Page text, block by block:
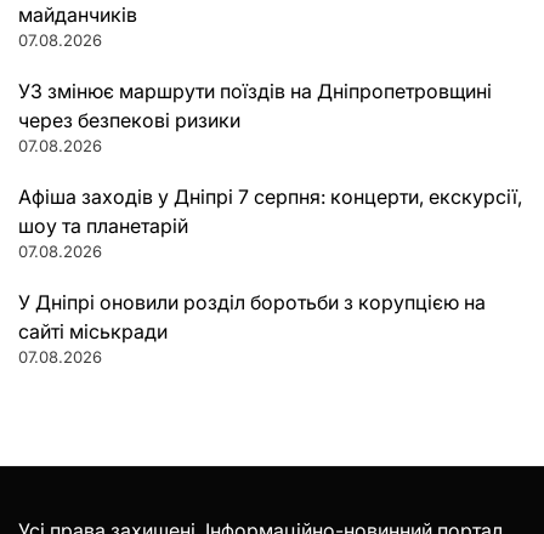
майданчиків
07.08.2026
УЗ змінює маршрути поїздів на Дніпропетровщині
через безпекові ризики
07.08.2026
Афіша заходів у Дніпрі 7 серпня: концерти, екскурсії,
шоу та планетарій
07.08.2026
У Дніпрі оновили розділ боротьби з корупцією на
сайті міськради
07.08.2026